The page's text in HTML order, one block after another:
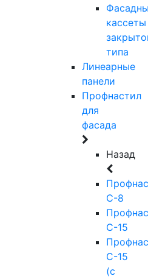
кассеты
типа
Линеарные
панели
Профнастил
для
фасада
Назад
С-8
С-15
С-15
(с